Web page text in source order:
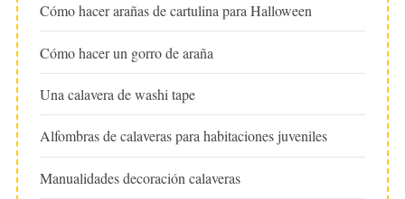
Cómo hacer arañas de cartulina para Halloween
Cómo hacer un gorro de araña
Una calavera de washi tape
Alfombras de calaveras para habitaciones juveniles
Manualidades decoración calaveras